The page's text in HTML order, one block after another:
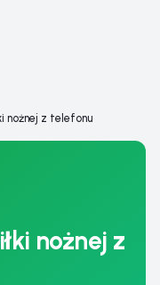
nożnej z telefonu
nożnej z